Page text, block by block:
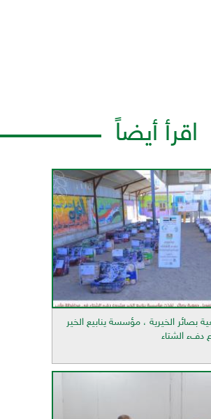
اقرأ أيضاً
بصائر الخيرية ، مؤسسة ينابيع الخير
دفء الشتاء